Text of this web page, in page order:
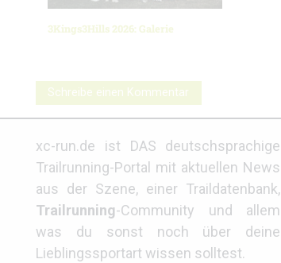
3Kings3Hills 2026: Galerie
Schreibe einen Kommentar
xc-run.de ist DAS deutschsprachige
Trailrunning-Portal mit aktuellen News
aus der Szene, einer Traildatenbank,
Trailrunning-Community und allem
was du sonst noch über deine
Lieblingssportart wissen solltest.